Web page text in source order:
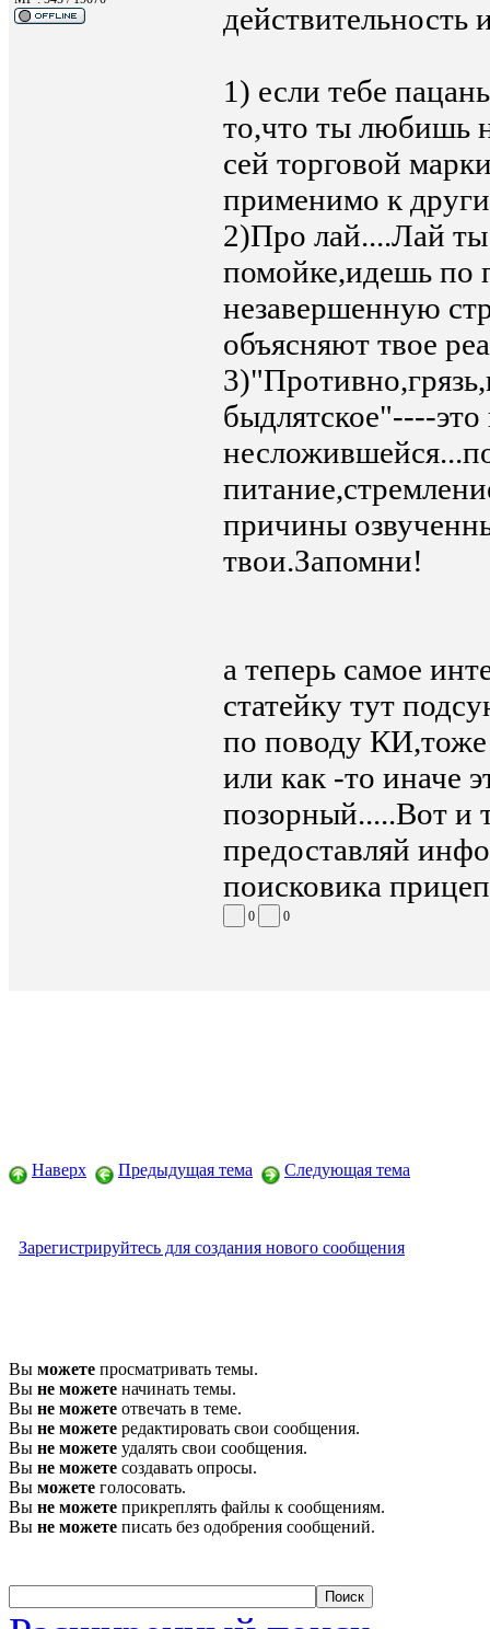
действительность
1) если тебе
то,что ты любишь
сей торговой
применимо к
2)Про лай....Лай
помойке,идешь по
незавершенную
объясняют твое
быдлятское"----это
причины
твои.Запомни!
а теперь самое
статейку тут
по поводу КИ,тоже
или как -то иначе
позорный.....Вот и
предоставляй
поисковика
0 0
Наверх Предыдущая тема Следующая тема
Зарегистрируйтесь для создания нового сообщения
Вы можете просматривать темы.
Вы не можете начинать темы.
Вы не можете отвечать в теме.
Вы не можете редактировать свои сообщения.
Вы не можете удалять свои сообщения.
Вы не можете создавать опросы.
Вы можете голосовать.
Вы не можете прикреплять файлы к сообщениям.
Вы не можете писать без одобрения сообщений.